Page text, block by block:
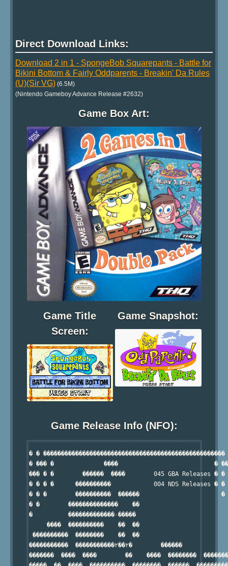
Direct Download Links:
Download 2 in 1 - SpongeBob Squarepants - Battle for
Bikini Bottom & Fairly Oddparents - Breakin' Da Rules
(U)(Sir VG) (6.5M)
(Nintendo Gameboy Advance Release #2632)
Game Box Art:
Game Title
Screen:
Game Snapshot:
Game Release Info (NFO):
� �
� ��� �              ����                           �
��� � �        ������  ����        045 GBA Releases � �
� � � �      ����������            004 NDS Releases � �
� � �        ����������  ������                       �
� �        ��������������    ��
�������������۰�����                           �
����  ����������    ��
����������  ��������    ��
�����������۲��۲�        ������
�������  ����  ����        ��    ����  ��������